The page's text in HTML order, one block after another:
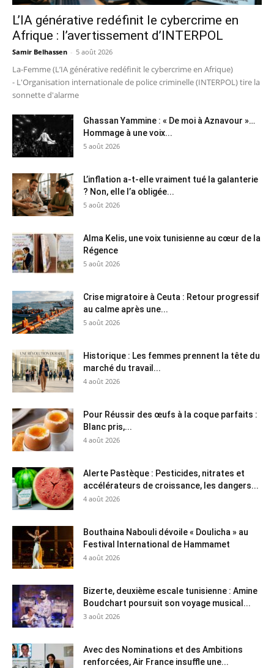
L’IA générative redéfinit le cybercrime en
Afrique : l’avertissement d’INTERPOL
Samir Belhassen - 5 août 2026
La-Femme (L’IA générative redéfinit le cybercrime en Afrique)
- L'Organisation internationale de police criminelle (INTERPOL) tire la
sonnette d'alarme
Ghassan Yammine : « De moi à Aznavour »…
Hommage à une voix...
5 août 2026
L’inflation a-t-elle vraiment tué la galanterie
? Non, elle l’a obligée...
5 août 2026
Alma Kelis, une voix tunisienne au cœur de la
Régence
5 août 2026
Crise migratoire à Ceuta : Retour progressif
au calme après une...
5 août 2026
Historique : Les femmes prennent la tête du
marché du travail...
4 août 2026
Pour Réussir des œufs à la coque parfaits :
Blanc pris,...
4 août 2026
Alerte Pastèque : Pesticides, nitrates et
accélérateurs de croissance, les dangers...
4 août 2026
Bouthaina Nabouli dévoile « Doulicha » au
Festival International de Hammamet
4 août 2026
Bizerte, deuxième escale tunisienne : Amine
Boudchart poursuit son voyage musical...
3 août 2026
Avec des Nominations et des Ambitions
renforcées, Air France insuffle une...